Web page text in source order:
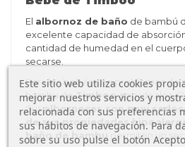
El albornoz de baño de bambú
excelente capacidad de
cantidad de humedad en el
secarse.
Para los bebés con problemas de
bambu deTimboo son ideales.
Susalbornoces son muy
de sus propiedades
baño de bambu
permiten un
Este sitio web utiliza cookies
mejorar nuestros servicios y
relacionada con sus preferencias
sus hábitos de navegación. Para
sobre su uso pulse el botón